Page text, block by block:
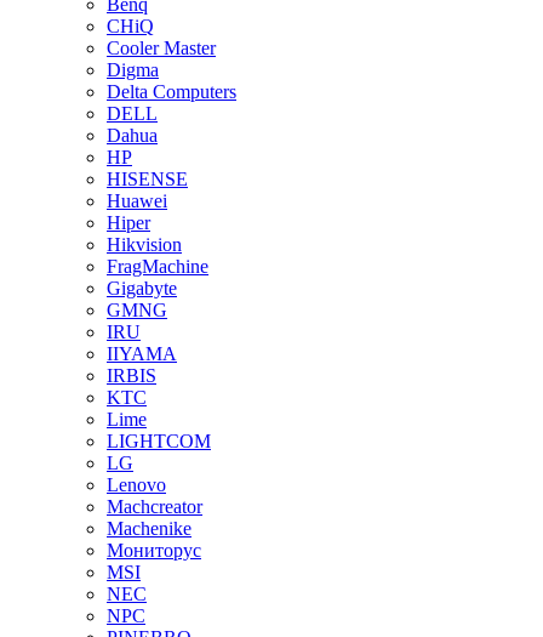
Benq
CHiQ
Cooler Master
Digma
Delta Computers
DELL
Dahua
HP
HISENSE
Huawei
Hiper
Hikvision
FragMachine
Gigabyte
GMNG
IRU
IIYAMA
IRBIS
KTC
Lime
LIGHTCOM
LG
Lenovo
Machcreator
Machenike
Мониторус
MSI
NEC
NPC